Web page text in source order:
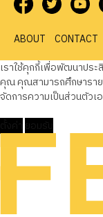
ABOUT CONTACT
เราใช้คุกกี้เพื่อพัฒนาประ
คุณ คุณสามารถศึกษาราย
จัดการความเป็นส่วนตัว